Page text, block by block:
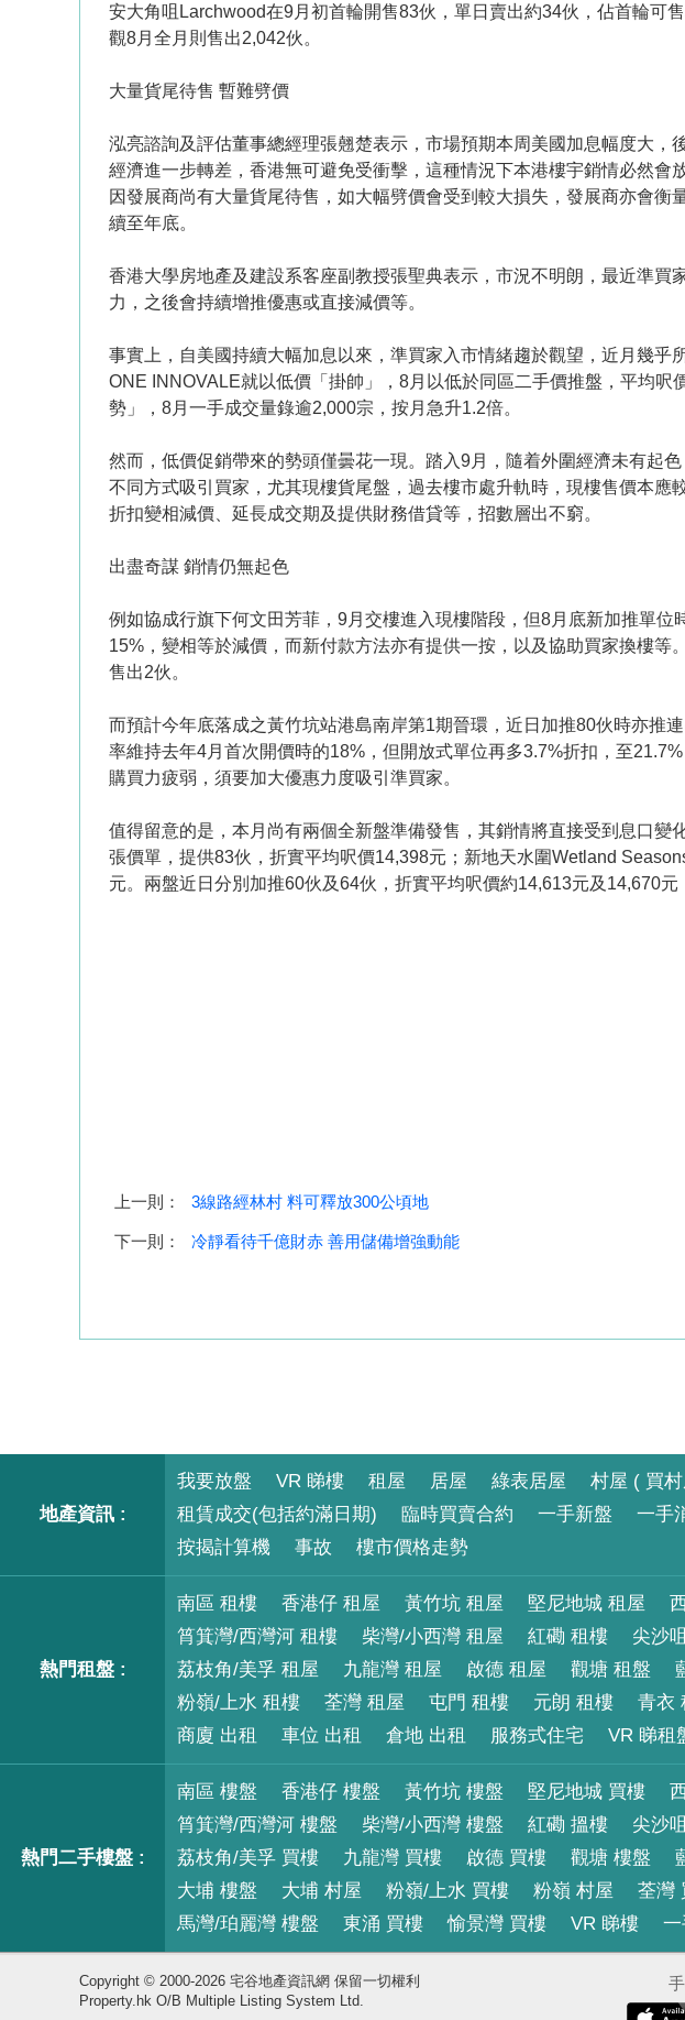
安大角咀Larchwood在9月初首輪開售83伙，單日賣出約34伙，佔首輪可
觀8月全月則售出2,042伙。
大量貨尾待售 暫難劈價
泓亮諮詢及評估董事總經理張翹楚表示，市場預期本周美國加息幅度大
經濟進一步轉差，香港無可避免受衝擊，這種情況下本港樓宇銷情必然會
因發展商尚有大量貨尾待售，如大幅劈價會受到較大損失，發展商亦會
續至年底。
香港大學房地產及建設系客座副教授張聖典表示，市況不明朗，最近準
力，之後會持續增推優惠或直接減價等。
事實上，自美國持續大幅加息以來，準買家入市情緒趨於觀望，近月幾
ONE INNOVALE就以低價「掛帥」，8月以低於同區二手價推盤，平均
勢」，8月一手成交量錄逾2,000宗，按月急升1.2倍。
然而，低價促銷帶來的勢頭僅曇花一現。踏入9月，隨着外圍經濟未有起
不同方式吸引買家，尤其現樓貨尾盤，過去樓市處升軌時，現樓售價本
折扣變相減價、延長成交期及提供財務借貸等，招數層出不窮。
出盡奇謀 銷情仍無起色
例如協成行旗下何文田芳菲，9月交樓進入現樓階段，但8月底新加推單
15%，變相等於減價，而新付款方法亦有提供一按，以及協助買家換樓
售出2伙。
而預計今年底落成之黃竹坑站港島南岸第1期晉環，近日加推80伙時亦推
率維持去年4月首次開價時的18%，但開放式單位再多3.7%折扣，至
購買力疲弱，須要加大優惠力度吸引準買家。
值得留意的是，本月尚有兩個全新盤準備發售，其銷情將直接受到息口
張價單，提供83伙，折實平均呎價14,398元；新地天水圍Wetland
元。兩盤近日分別加推60伙及64伙，折實平均呎價約14,613元及14,670元
上一則： 3線路經林村 料可釋放300公頃地
下一則： 冷靜看待千億財赤 善用儲備增強動能
地產資訊 :
我要放盤 VR 睇樓 租屋 居屋 綠表居屋 村屋 ( 買
租賃成交(包括約滿日期)
臨時買賣合約 一手新盤 一手
按揭計算機
事故 樓市價格走勢
熱門租盤 :
南區 租樓 香港仔 租屋 黃竹坑 租屋 堅尼地城 租屋
筲箕灣/西灣河 租樓
柴灣/小西灣 租屋 紅磡 租樓 尖沙
荔枝角/美孚 租屋
九龍灣 租屋 啟德 租屋 觀塘 租盤
粉嶺/上水 租樓
荃灣 租屋 屯門 租樓 元朗 租樓 青衣
商廈 出租
車位 出租 倉地 出租 服務式住宅 VR 睇租
熱門二手樓盤 :
南區 樓盤 香港仔 樓盤 黃竹坑 樓盤 堅尼地城 買樓
筲箕灣/西灣河 樓盤
柴灣/小西灣 樓盤 紅磡 搵樓 尖沙
荔枝角/美孚 買樓
九龍灣 買樓 啟德 買樓 觀塘 樓盤
大埔 樓盤
大埔 村屋 粉嶺/上水 買樓 粉嶺 村屋 荃灣
馬灣/珀麗灣 樓盤
東涌 買樓 愉景灣 買樓 VR 睇樓 一
Copyright © 2000-2026 宅谷地產資訊網 保留一切權利
Property.hk O/B Multiple Listing System Ltd.